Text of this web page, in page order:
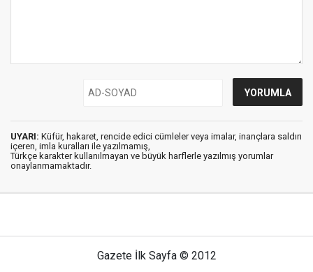
UYARI: Küfür, hakaret, rencide edici cümleler veya imalar, inançlara saldırı
içeren, imla kuralları ile yazılmamış,
Türkçe karakter kullanılmayan ve büyük harflerle yazılmış yorumlar
onaylanmamaktadır.
Gazete İlk Sayfa © 2012